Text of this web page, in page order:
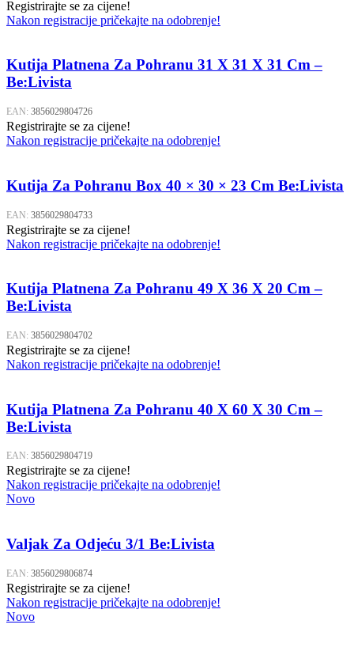
Registrirajte se za cijene!
Nakon registracije pričekajte na odobrenje!
Kutija Platnena Za Pohranu 31 X 31 X 31 Cm –
Be:Livista
EAN: 3856029804726
Registrirajte se za cijene!
Nakon registracije pričekajte na odobrenje!
Kutija Za Pohranu Box 40 × 30 × 23 Cm Be:Livista
EAN: 3856029804733
Registrirajte se za cijene!
Nakon registracije pričekajte na odobrenje!
Kutija Platnena Za Pohranu 49 X 36 X 20 Cm –
Be:Livista
EAN: 3856029804702
Registrirajte se za cijene!
Nakon registracije pričekajte na odobrenje!
Kutija Platnena Za Pohranu 40 X 60 X 30 Cm –
Be:Livista
EAN: 3856029804719
Registrirajte se za cijene!
Nakon registracije pričekajte na odobrenje!
Novo
Valjak Za Odjeću 3/1 Be:Livista
EAN: 3856029806874
Registrirajte se za cijene!
Nakon registracije pričekajte na odobrenje!
Novo